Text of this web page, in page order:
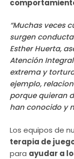
“Muchas veces
surgen
Esther Huerta,
Atención
extrema y
ejemplo,
porque quieran
han conocido y
Los equipos de
terapia de
para ayudar a